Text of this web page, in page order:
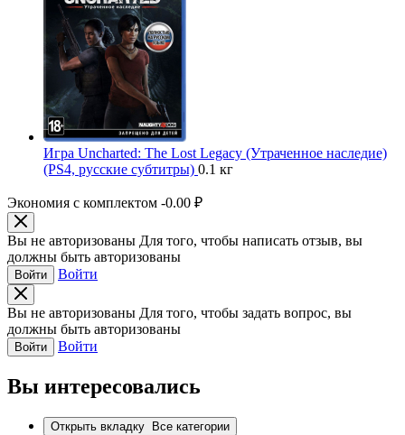
Игра Uncharted: The Lost Legacy (Утраченное наследие)
(PS4, русские субтитры) 0.1 кг
Экономия с комплектом -0.00 ₽
Вы не авторизованы Для того, чтобы написать отзыв, вы
должны быть авторизованы
Войти Войти
Вы не авторизованы Для того, чтобы задать вопрос, вы
должны быть авторизованы
Войти Войти
Вы интересовались
Открыть вкладку
Все категории